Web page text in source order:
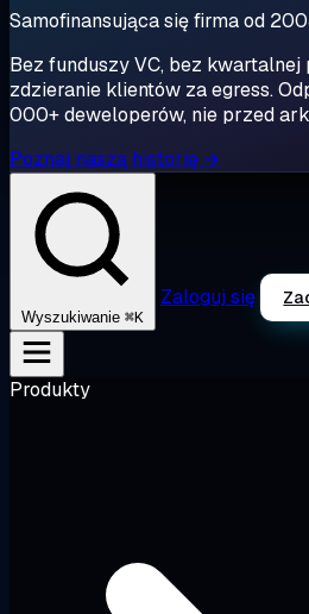
Samofinansująca się firma od
Bez funduszy VC, bez kwartalnej
zdzieranie klientów za egress.
000+ deweloperów, nie przed
Poznaj naszą historię →
Wyszukiwanie ⌘K
Zaloguj się
Produkty